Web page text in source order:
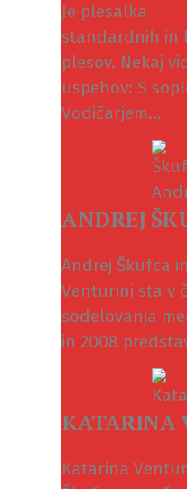
Je plesalka
standardnih in
plesov. Nekaj
uspehov: S
Vodičarjem...
ANDREJ
Andrej Škufca
Venturini sta v
sodelovanja
in 2008
KATARINA
Katarina